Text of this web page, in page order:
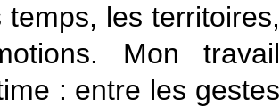
les territoires,
Mon travail
: entre les gestes